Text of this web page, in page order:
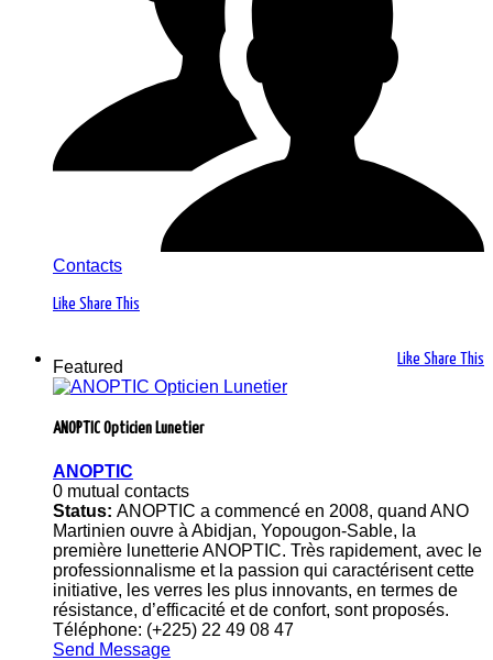
Contacts
Like Share This
Like Share This
Featured
ANOPTIC Opticien Lunetier
ANOPTIC
0 mutual contacts
Status: ANOPTIC a commencé en 2008, quand ANO
Martinien ouvre à Abidjan, Yopougon-Sable, la
première lunetterie ANOPTIC. Très rapidement, avec le
professionnalisme et la passion qui caractérisent cette
initiative, les verres les plus innovants, en termes de
résistance, d’efficacité et de confort, sont proposés.
Téléphone: (+225) 22 49 08 47
Send Message